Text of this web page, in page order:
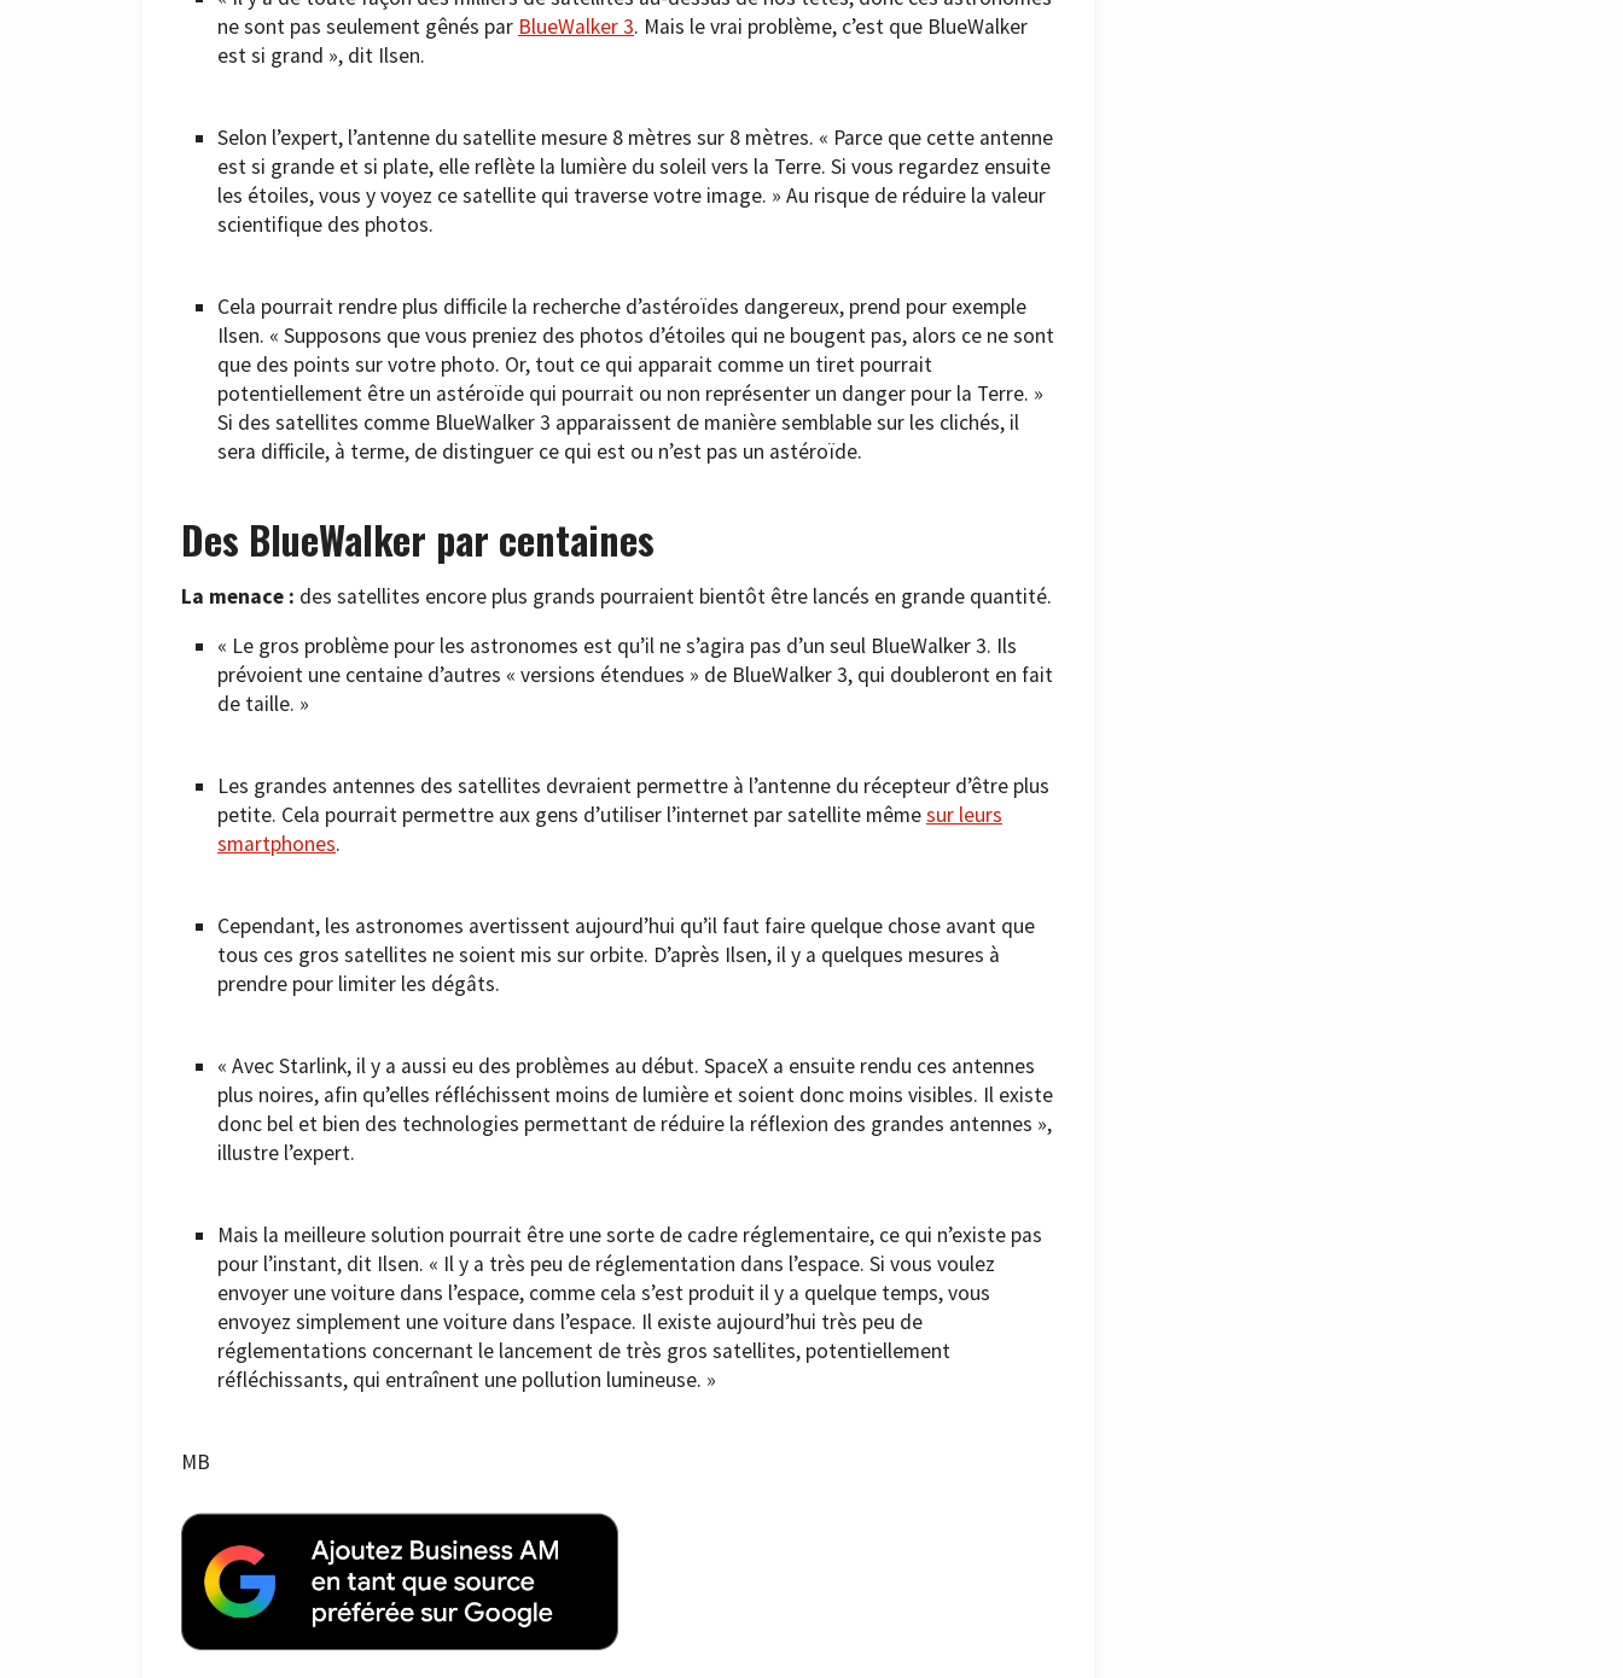
ne sont pas seulement gênés par BlueWalker 3. Mais le vrai problème, c’est que BlueWalker
est si grand », dit Ilsen.
Selon l’expert, l’antenne du satellite mesure 8 mètres sur 8 mètres. « Parce que cette antenne
est si grande et si plate, elle reflète la lumière du soleil vers la Terre. Si vous regardez ensuite
les étoiles, vous y voyez ce satellite qui traverse votre image. » Au risque de réduire la valeur
scientifique des photos.
Cela pourrait rendre plus difficile la recherche d’astéroïdes dangereux, prend pour exemple
Ilsen. « Supposons que vous preniez des photos d’étoiles qui ne bougent pas, alors ce ne sont
que des points sur votre photo. Or, tout ce qui apparait comme un tiret pourrait
potentiellement être un astéroïde qui pourrait ou non représenter un danger pour la Terre. »
Si des satellites comme BlueWalker 3 apparaissent de manière semblable sur les clichés, il
sera difficile, à terme, de distinguer ce qui est ou n’est pas un astéroïde.
Des BlueWalker par centaines
La menace : des satellites encore plus grands pourraient bientôt être lancés en grande quantité.
« Le gros problème pour les astronomes est qu’il ne s’agira pas d’un seul BlueWalker 3. Ils
prévoient une centaine d’autres « versions étendues » de BlueWalker 3, qui doubleront en fait
de taille. »
Les grandes antennes des satellites devraient permettre à l’antenne du récepteur d’être plus
petite. Cela pourrait permettre aux gens d’utiliser l’internet par satellite mêmesur leurs
smartphones.
Cependant, les astronomes avertissent aujourd’hui qu’il faut faire quelque chose avant que
tous ces gros satellites ne soient mis sur orbite. D’après Ilsen, il y a quelques mesures à
prendre pour limiter les dégâts.
« Avec Starlink, il y a aussi eu des problèmes au début. SpaceX a ensuite rendu ces antennes
plus noires, afin qu’elles réfléchissent moins de lumière et soient donc moins visibles. Il existe
donc bel et bien des technologies permettant de réduire la réflexion des grandes antennes »,
illustre l’expert.
Mais la meilleure solution pourrait être une sorte de cadre réglementaire, ce qui n’existe pas
pour l’instant, dit Ilsen. « Il y a très peu de réglementation dans l’espace. Si vous voulez
envoyer une voiture dans l’espace, comme cela s’est produit il y a quelque temps, vous
envoyez simplement une voiture dans l’espace. Il existe aujourd’hui très peu de
réglementations concernant le lancement de très gros satellites, potentiellement
réfléchissants, qui entraînent une pollution lumineuse. »
MB